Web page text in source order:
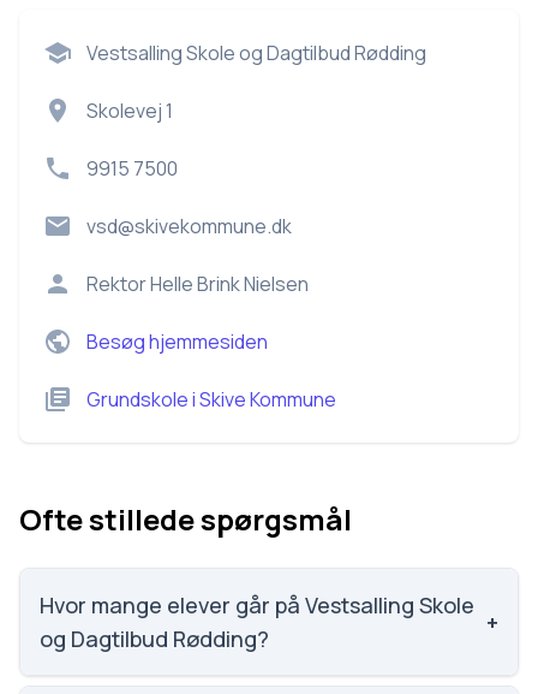
Vestsalling Skole og Dagtilbud Rødding
Skolevej 1
9915 7500
vsd@skivekommune.dk
RektorHelle Brink Nielsen
Besøg hjemmesiden
GrundskoleiSkive Kommune
Ofte stillede spørgsmål
Hvor mange elever går på Vestsalling Skole
og Dagtilbud Rødding?
+